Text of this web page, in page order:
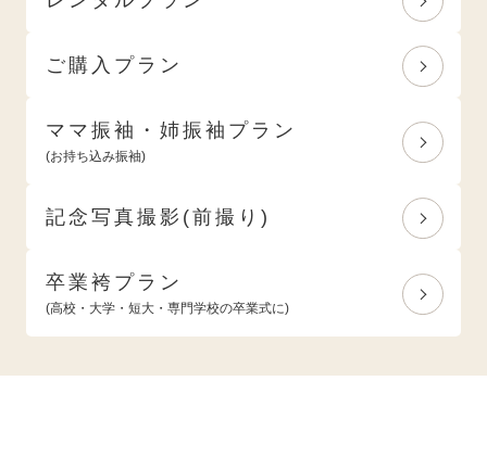
ご購入プラン
ママ振袖・姉振袖プラン
(お持ち込み振袖)
記念写真撮影(前撮り)
卒業袴プラン
(高校・大学・短大・専門学校の卒業式に)